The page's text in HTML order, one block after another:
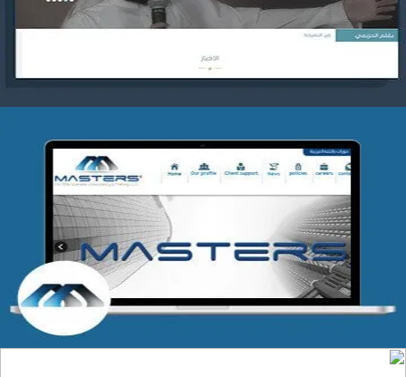
التفاصيل
شركة MASTERS للتدريب
التفاصيل